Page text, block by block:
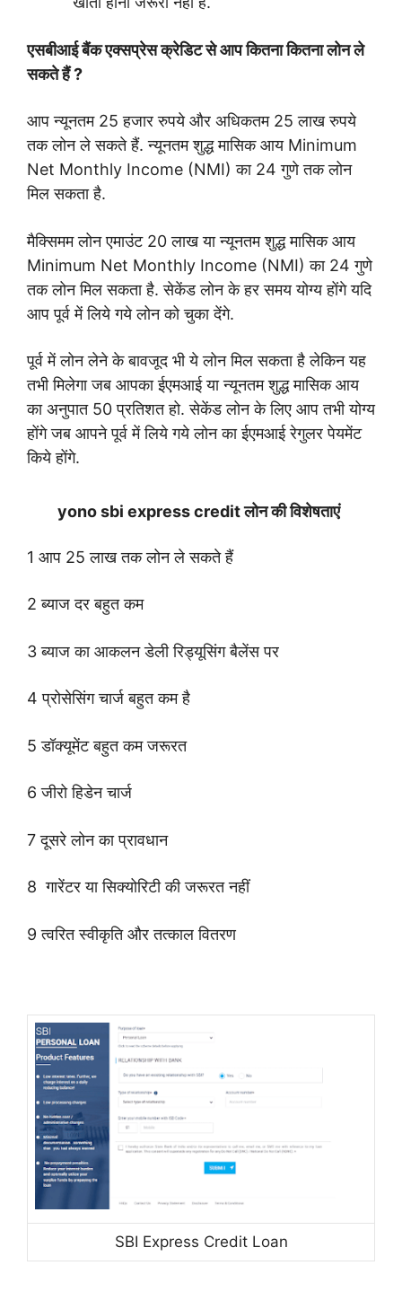
एसबीआई बैंक एक्सप्रेस क्रेडिट से आप कितना कितना लोन ले
सकते हैं ?
आप न्यूनतम 25 हजार रुपये और अधिकतम 25 लाख रुपये
तक लोन ले सकते हैं. न्यूनतम शुद्ध मासिक आय Minimum
Net Monthly Income (NMI) का 24 गुणे तक लोन
मिल सकता है.
मैक्सिमम लोन एमाउंट 20 लाख या न्यूनतम शुद्ध मासिक आय
Minimum Net Monthly Income (NMI) का 24 गुणे
तक लोन मिल सकता है.सेकेंड लोन के हर समय योग्य होंगे यदि
आप पूर्व में लिये गये लोन को चुका देंगे.
पूर्व में लोन लेने के बावजूद भी ये लोन मिल सकता है लेकिन यह
तभी मिलेगा जब आपका ईएमआई या न्यूनतम शुद्ध मासिक आय
का अनुपात 50 प्रतिशत हो. सेकेंड लोन के लिए आप तभी योग्य
होंगे जब आपने पूर्व में लिये गये लोन का ईएमआई रेगुलर पेयमेंट
किये होंगे.
yono sbi express credit लोन की विशेषताएं
1 आप 25 लाख तक लोन ले सकते हैं
2 ब्याज दर बहुत कम
3 ब्याज का आकलन डेली रिड्यूसिंग बैलेंस पर
4 प्रोसेसिंग चार्ज बहुत कम है
5 डॉक्यूमेंट बहुत कम जरूरत
6 जीरो हिडेन चार्ज
7 दूसरे लोन का प्रावधान
8 गारेंटर या सिक्योरिटी की जरूरत नहीं
9 त्वरित स्वीकृति और तत्काल वितरण
SBI Express Credit Loan